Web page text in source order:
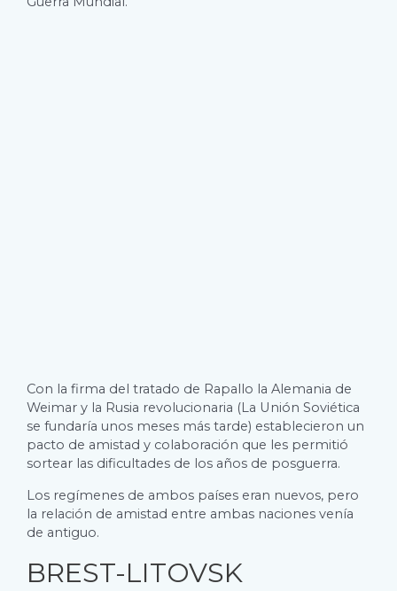
Con la firma del tratado de Rapallo la Alemania de
Weimar y la Rusia revolucionaria (La Unión Soviética
se fundaría unos meses más tarde) establecieron un
pacto de amistad y colaboración que les permitió
sortear las dificultades de los años de posguerra.
Los regímenes de ambos países eran nuevos, pero
la relación de amistad entre ambas naciones venía
de antiguo.
BREST-LITOVSK